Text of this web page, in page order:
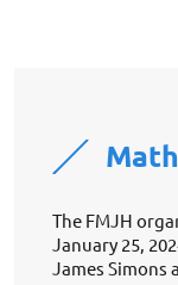
The FMJH
January 25,
James Simons